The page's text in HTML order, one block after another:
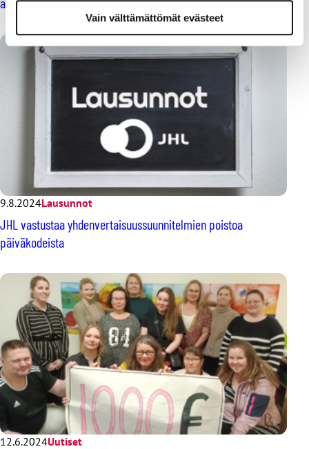
Vain välttämättömät evästeet
9.8.2024Lausunnot
JHL vastustaa yhdenvertaisuussuunnitelmien poistoa
päiväkodeista
12.6.2024Uutiset